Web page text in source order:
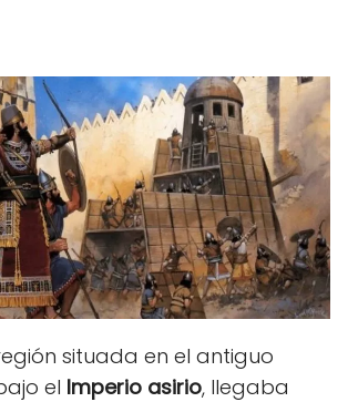
situada en el antiguo
el Imperio asirio, llegaba